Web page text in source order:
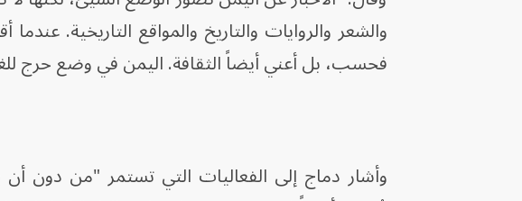
والشعر والروايات والتاريخ والمواقع التاريخية.
فحسب، بل أعني أيضاً الثقافة. اليمن في وضع حرج
وأشار دماج إلى الفعاليات التي تستمر "من دون أن